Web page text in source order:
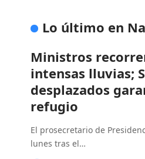
Lo último en
Ministros
intensas lluvias;
desplazados
refugio
El prosecretario de
lunes tras el…